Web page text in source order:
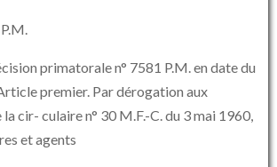
primatorale n° 7581 P.M. en date du
premier. Par dérogation aux
cir- culaire n° 30 M.F.-C. du 3 mai 1960,
et agents